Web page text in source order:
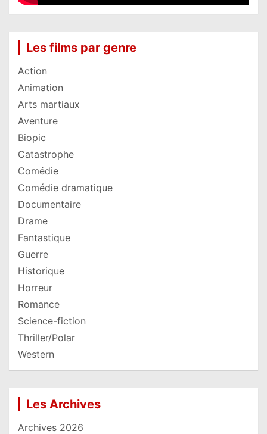
Les films par genre
Action
Animation
Arts martiaux
Aventure
Biopic
Catastrophe
Comédie
Comédie dramatique
Documentaire
Drame
Fantastique
Guerre
Historique
Horreur
Romance
Science-fiction
Thriller/Polar
Western
Les Archives
Archives 2026